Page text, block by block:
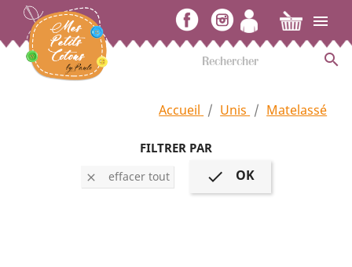


Accueil Unis Matelassé
FILTRER PAR
 effacer tout  OK